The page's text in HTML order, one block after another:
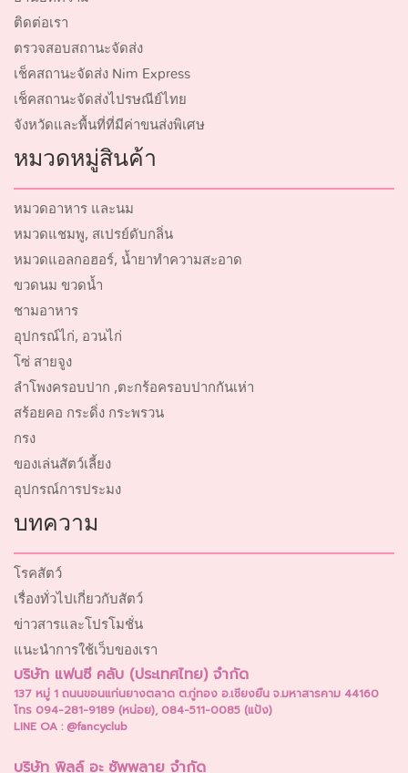
ติดต่อเรา
ตรวจสอบสถานะจัดส่ง
เช็คสถานะจัดส่ง Nim Express
เช็คสถานะจัดส่งไปรษณีย์ไทย
จังหวัดและพื้นที่ที่มีค่าขนส่งพิเศษ
หมวดหมู่สินค้า
หมวดอาหาร และนม
หมวดแชมพู, สเปรย์ดับกลิ่น
หมวดแอลกอฮอร์, น้ำยาทำความสะอาด
ขวดนม ขวดน้ำ
ชามอาหาร
อุปกรณ์ไก่, อวนไก่
โซ่ สายจูง
ลำโพงครอบปาก ,ตะกร้อครอบปากกันเห่า
สร้อยคอ กระดิ่ง กระพรวน
กรง
ของเล่นสัตว์เลี้ยง
อุปกรณ์การประมง
บทความ
โรคสัตว์
เรื่องทั่วไปเกี่ยวกับสัตว์
ข่าวสารและโปรโมชั่น
แนะนำการใช้เว็บของเรา
บริษัท แฟนซี คลับ (ประเทศไทย) จำกัด
137 หมู่ 1 ถนนขอนแก่นยางตลาด ต.กู่ทอง อ.เชียงยืน จ.มหาสารคาม 44160
โทร 094-281-9189 (หน่อย), 084-511-0085 (แป้ง)
LINE OA : @fancyclub
บริษัท พิลล์ อะ ซัพพลาย จำกัด